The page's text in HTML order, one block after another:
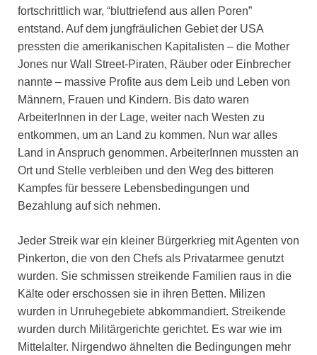
fortschrittlich war, “bluttriefend aus allen Poren”
entstand. Auf dem jungfräulichen Gebiet der USA
pressten die amerikanischen Kapitalisten – die Mother
Jones nur Wall Street-Piraten, Räuber oder Einbrecher
nannte – massive Profite aus dem Leib und Leben von
Männern, Frauen und Kindern. Bis dato waren
ArbeiterInnen in der Lage, weiter nach Westen zu
entkommen, um an Land zu kommen. Nun war alles
Land in Anspruch genommen. ArbeiterInnen mussten an
Ort und Stelle verbleiben und den Weg des bitteren
Kampfes für bessere Lebensbedingungen und
Bezahlung auf sich nehmen.
Jeder Streik war ein kleiner Bürgerkrieg mit Agenten von
Pinkerton, die von den Chefs als Privatarmee genutzt
wurden. Sie schmissen streikende Familien raus in die
Kälte oder erschossen sie in ihren Betten. Milizen
wurden in Unruhegebiete abkommandiert. Streikende
wurden durch Militärgerichte gerichtet. Es war wie im
Mittelalter. Nirgendwo ähnelten die Bedingungen mehr